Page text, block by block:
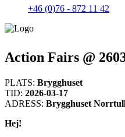
+46 (0)76 - 872 11 42
Action Fairs @
PLATS: Brygghuset
TID: 2026-03-17
ADRESS: Brygghuset
Hej!